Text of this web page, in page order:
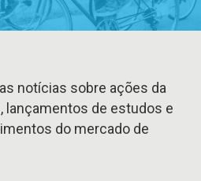
notícias sobre ações da
lançamentos de estudos e
do mercado de